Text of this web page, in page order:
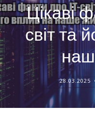
Цікаві
світ та
28.03.2025